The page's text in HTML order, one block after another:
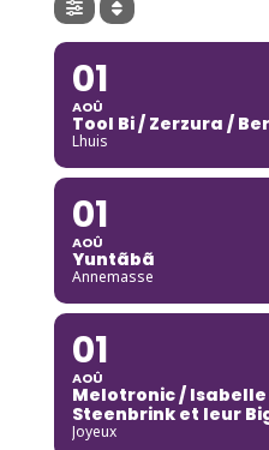
01
AOÛ
Tool Bi / Zerzura /
Lhuis
01
AOÛ
Yuntãbã
Annemasse
01
AOÛ
Melotronic /
Steenbrink et leur
Joyeux